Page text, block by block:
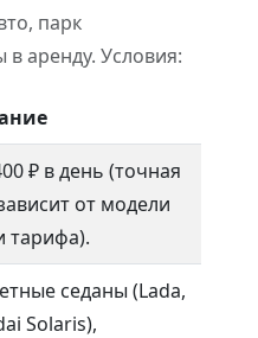
парк
аренду. Условия:
₽ в день (точная
от модели
тарифа).
седаны (Lada,
Solaris),